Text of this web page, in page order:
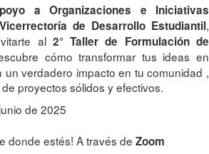
a Organizaciones e Iniciativas
Vicerrectoría de Desarrollo Estudiantil,
al 2° Taller de Formulación de
cómo transformar tus ideas en
verdadero impacto en tu comunidad ,
proyectos sólidos y efectivos.
de 2025
donde estés! A través de Zoom